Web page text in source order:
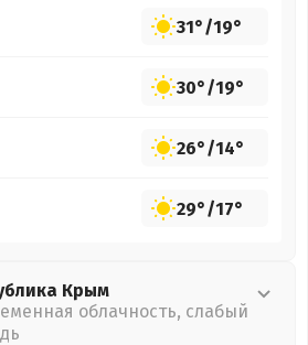
31°/19°
30°/19°
26°/14°
29°/17°
Крым
облачность, слабый